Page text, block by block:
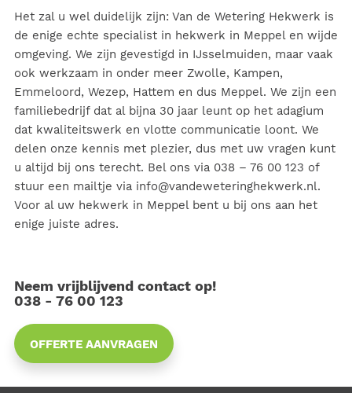
Het zal u wel duidelijk zijn: Van de Wetering Hekwerk is
de enige echte specialist in hekwerk in Meppel en wijde
omgeving. We zijn gevestigd in IJsselmuiden, maar vaak
ook werkzaam in onder meer Zwolle, Kampen,
Emmeloord, Wezep, Hattem en dus Meppel. We zijn een
familiebedrijf dat al bijna 30 jaar leunt op het adagium
dat kwaliteitswerk en vlotte communicatie loont. We
delen onze kennis met plezier, dus met uw vragen kunt
u altijd bij ons terecht. Bel ons via 038 – 76 00 123 of
stuur een mailtje via info@vandeweteringhekwerk.nl.
Voor al uw hekwerk in Meppel bent u bij ons aan het
enige juiste adres.
Neem vrijblijvend contact op!
038 - 76 00 123
OFFERTE AANVRAGEN